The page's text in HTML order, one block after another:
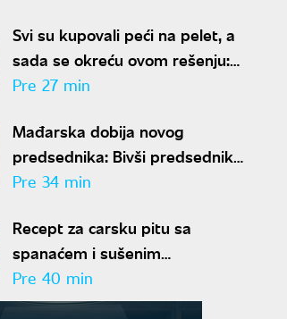
Svi su kupovali peći na pelet, a
sada se okreću ovom rešenju:
Nema pepela ni svakodnevnog
Pre 27 min
Mađarska dobija novog
predsednika: Bivši predsednik
vrhovnog suda predložen za
Pre 34 min
Recept za carsku pitu sa
spanaćem i sušenim
paradajzom: Doručak ili večera -
svejedno je
Pre 40 min